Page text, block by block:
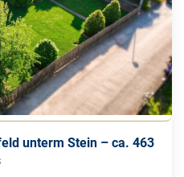
unterm Stein – ca. 463